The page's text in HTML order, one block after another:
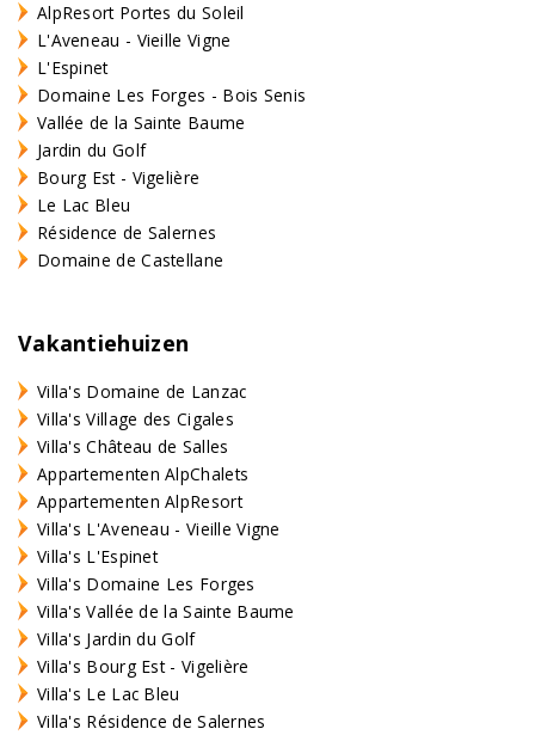
AlpResort Portes du Soleil
L'Aveneau - Vieille Vigne
L'Espinet
Domaine Les Forges - Bois Senis
Vallée de la Sainte Baume
Jardin du Golf
Bourg Est - Vigelière
Le Lac Bleu
Résidence de Salernes
Domaine de Castellane
Vakantiehuizen
Villa's Domaine de Lanzac
Villa's Village des Cigales
Villa's Château de Salles
Appartementen AlpChalets
Appartementen AlpResort
Villa's L'Aveneau - Vieille Vigne
Villa's L'Espinet
Villa's Domaine Les Forges
Villa's Vallée de la Sainte Baume
Villa's Jardin du Golf
Villa's Bourg Est - Vigelière
Villa's Le Lac Bleu
Villa's Résidence de Salernes